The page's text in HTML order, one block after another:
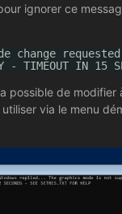
ignorer ce
change
- TIMEOUT IN 15
possible de modifier
via le menu